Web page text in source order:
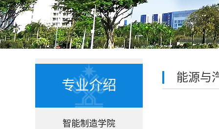
专业介绍
智能制造学院
能源与